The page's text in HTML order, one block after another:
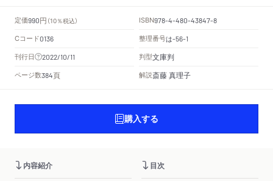
定価990円 （10％税込） ISBN978-4-480-43847-8
Cコード0136 整理番号は-56-1
刊行日 2022/10/11 判型文庫判
ページ数384頁 解説斎藤 真理子
購入する
内容紹介 目次